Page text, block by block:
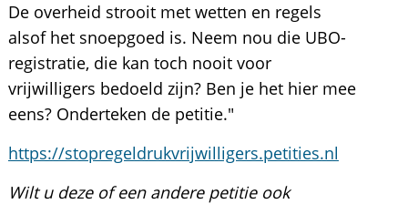
De overheid strooit met wetten en regels
alsof het snoepgoed is. Neem nou die UBO-
registratie, die kan toch nooit voor
vrijwilligers bedoeld zijn? Ben je het hier mee
eens? Onderteken de petitie."
https://stopregeldrukvrijwilligers.petities.nl
Wilt u deze of een andere petitie ook